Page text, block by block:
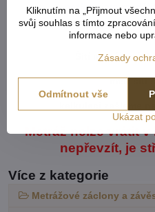
potřebujete
Šití
metr šití
Metráž nelze vrátit
nepřevzít, je
Více z kategorie
Metrážové záclony a
Kliknutím na „Přijmout
svůj souhlas s tímto
informace nebo
Zásady
Ukázat
Odmítnout vše